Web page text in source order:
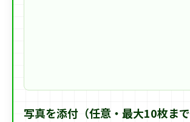
写真を添付（任意・最大10枚まで